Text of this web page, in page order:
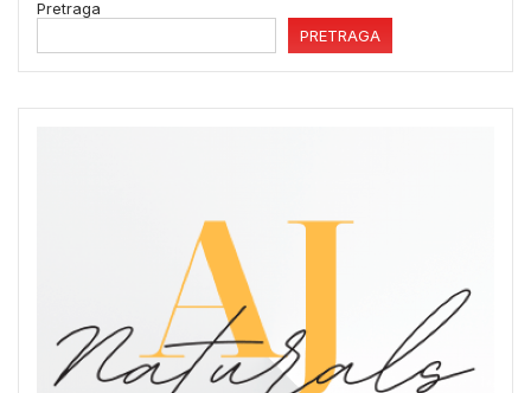
Pretraga
PRETRAGA